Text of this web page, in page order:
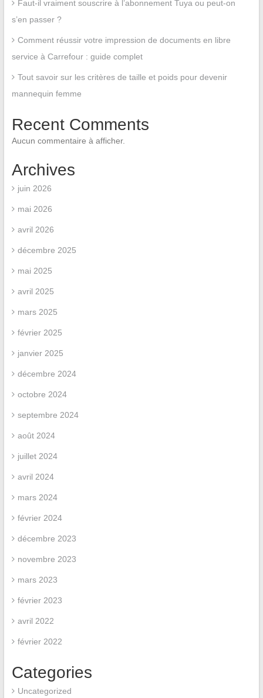
Faut-il vraiment souscrire à l’abonnement Tuya ou peut-on
s’en passer ?
Comment réussir votre impression de documents en libre
service à Carrefour : guide complet
Tout savoir sur les critères de taille et poids pour devenir
mannequin femme
Recent Comments
Aucun commentaire à afficher.
Archives
juin 2026
mai 2026
avril 2026
décembre 2025
mai 2025
avril 2025
mars 2025
février 2025
janvier 2025
décembre 2024
octobre 2024
septembre 2024
août 2024
juillet 2024
avril 2024
mars 2024
février 2024
décembre 2023
novembre 2023
mars 2023
février 2023
avril 2022
février 2022
Categories
Uncategorized